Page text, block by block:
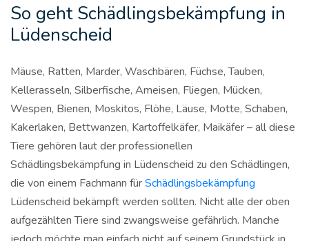
So geht Schädlingsbekämpfung in
Lüdenscheid
Mäuse, Ratten, Marder, Waschbären, Füchse, Tauben,
Kellerasseln, Silberfische, Ameisen, Fliegen, Mücken,
Wespen, Bienen, Moskitos, Flöhe, Läuse, Motte, Schaben,
Kakerlaken, Bettwanzen, Kartoffelkäfer, Maikäfer – all diese
Tiere gehören laut der professionellen
Schädlingsbekämpfung in Lüdenscheid zu den Schädlingen,
die von einem Fachmann fürSchädlingsbekämpfung
Lüdenscheid bekämpft werden sollten. Nicht alle der oben
aufgezählten Tiere sind zwangsweise gefährlich. Manche